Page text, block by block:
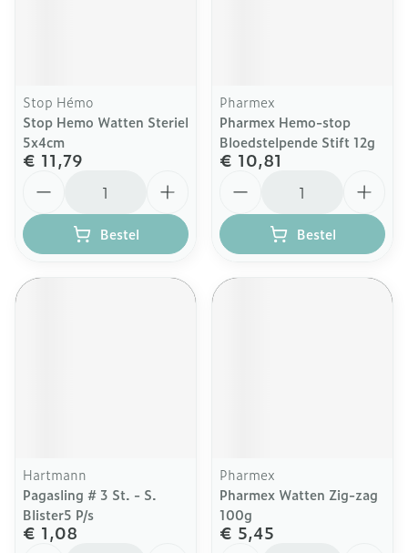
Stop Hémo
Stop Hemo Watten Steriel
5x4cm
€ 11,79
Bestel
Pharmex
Pharmex Hemo-stop
Bloedstelpende Stift 12g
€ 10,81
Bestel
Hartmann
Pagasling # 3 St. - S.
Blister5 P/s
€ 1,08
Pharmex
Pharmex Watten Zig-zag
100g
€ 5,45